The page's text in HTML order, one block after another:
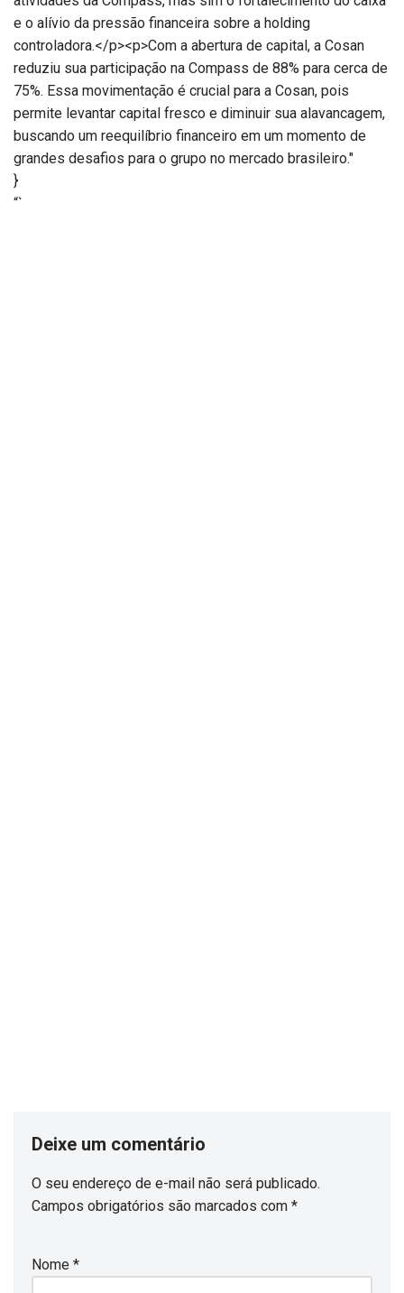
e o alívio da pressão financeira sobre a holding
controladora.</p><p>Com a abertura de capital, a Cosan
reduziu sua participação na Compass de 88% para cerca de
75%. Essa movimentação é crucial para a Cosan, pois
permite levantar capital fresco e diminuir sua alavancagem,
buscando um reequilíbrio financeiro em um momento de
grandes desafios para o grupo no mercado brasileiro."
}
“`
Deixe um comentário
O seu endereço de e-mail não será publicado.
Campos obrigatórios são marcados com *
Nome *